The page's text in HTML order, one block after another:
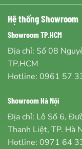
Hệ thống Showroom
Showroom TP.HCM
Địa chỉ: Số 08
TP.HCM
Hotline: 0961 57
Showroom Hà Nội
Địa chỉ: Lô Số 6,
Thanh Liệt, TP. Hà
Hotline: 0971 64